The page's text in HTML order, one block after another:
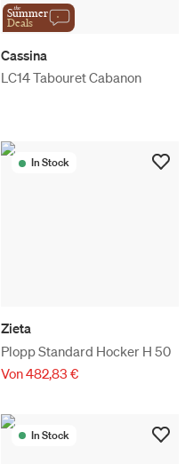
the
Summer
Deals
Cassina
LC14 Tabouret Cabanon
In Stock
Zieta
Plopp Standard Hocker H 50
Von 482,83 €
In Stock